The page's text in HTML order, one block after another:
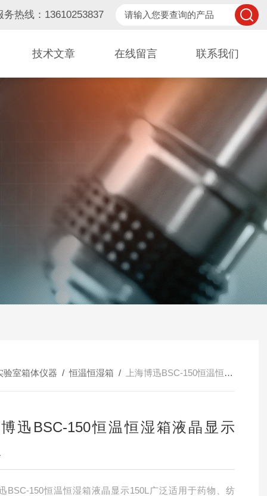
务热线：13610253837
技术文章 在线留言 联系我们
验室箱体仪器 /恒温恒湿箱 / 上海博迅BSC-150恒温恒湿箱液晶显示150L
迅BSC-150恒温恒湿箱液晶显示
BSC-150恒温恒湿箱液晶显示150L广泛适用于药物、纺